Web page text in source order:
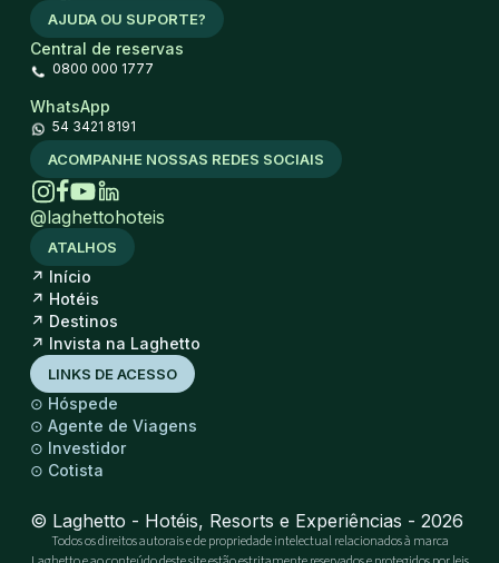
AJUDA OU SUPORTE?
Central de reservas
0800 000 1777
WhatsApp
54 3421 8191
ACOMPANHE NOSSAS REDES SOCIAIS
@laghettohoteis
ATALHOS
↗ Início
↗ Hotéis
↗ Destinos
↗ Invista na Laghetto
LINKS DE ACESSO
⊙ Hóspede
⊙ Agente de Viagens
⊙ Investidor
⊙ Cotista
© Laghetto - Hotéis, Resorts e Experiências - 2026
Todos os direitos autorais e de propriedade intelectual relacionados à marca